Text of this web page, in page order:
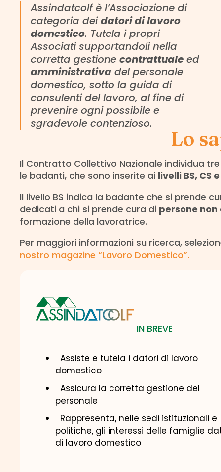
Assindatcolf è l’Associazione di
categoria deidatori di lavoro
domestico. Tutela i propri
Associati supportandoli nella
corretta gestione contrattuale ed
amministrativa del personale
domestico, sotto la guida di
consulenti del lavoro, al fine di
prevenire ogni possibile e
sgradevole contenzioso.
Lo
Il Contratto Collettivo Nazionale individua
le badanti, che sono inserite ai livelli BS, CS e
Il livello BS indica la badante che si prende
dedicati a chi si prende cura di persone
formazione della lavoratrice.
Per maggiori informazioni su ricerca,
nostro magazine “Lavoro Domestico”.
IN BREVE
​Assiste e tutela i datori di lavoro
domestico
Assicura la corretta gestione del
personale
Rappresenta, nelle sedi istituzionali e
politiche, gli interessi delle famiglie
di lavoro domestico